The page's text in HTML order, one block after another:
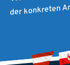
der konkreten